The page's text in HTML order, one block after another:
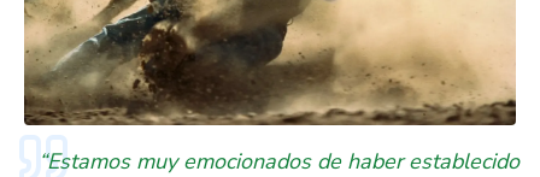
“Estamos muy emocionados de haber establecido